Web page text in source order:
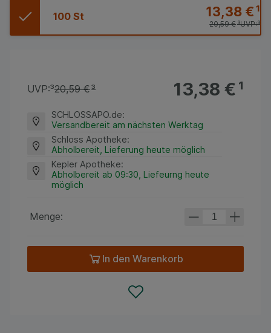
100 St 13,38 €¹
UVP:³
20,59 €³
13,38 €¹
UVP:³20,59 €³
SCHLOSSAPO.de:
Versandbereit am nächsten Werktag
Schloss Apotheke:
Abholbereit, Lieferung heute möglich
Kepler Apotheke:
Abholbereit ab 09:30, Liefeurng heute
möglich
Menge:
In den Warenkorb